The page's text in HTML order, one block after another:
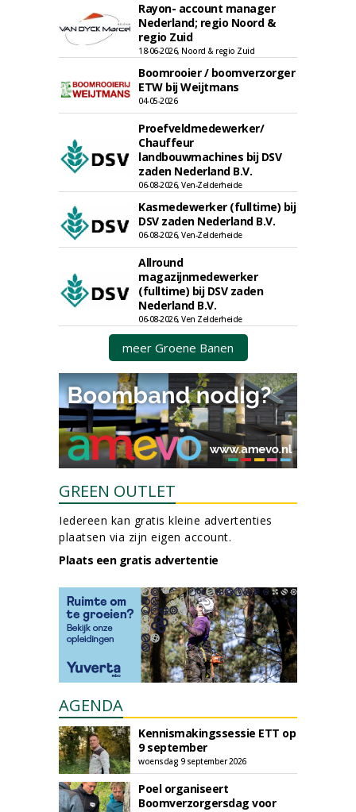
Rayon- account manager
Nederland; regio Noord &
regio Zuid
18-06-2026, Noord & regio Zuid
Boomrooier / boomverzorger
ETW bij Weijtmans
04-05-2026
Proefveldmedewerker/
Chauffeur
landbouwmachines bij DSV
zaden Nederland B.V.
06-08-2026, Ven-Zelderheide
Kasmedewerker (fulltime) bij
DSV zaden Nederland B.V.
06-08-2026, Ven-Zelderheide
Allround
magazijnmedewerker
(fulltime) bij DSV zaden
Nederland B.V.
06-08-2026, Ven Zelderheide
meer Groene Banen
GREEN OUTLET
Iedereen kan gratis kleine advertenties
plaatsen via zijn eigen account.
Plaats een gratis advertentie
AGENDA
Kennismakingssessie ETT op
9 september
woensdag 9 september 2026
Poel organiseert
Boomverzorgersdag voor